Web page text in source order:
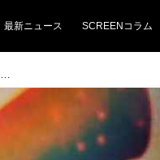
最新ニュース SCREENコラム
一夜限りの『キンキーブーツ』ローラー・セレブレーション 開催記念☆愛すべきキャラクター紹介再開♡ “もう つらい恋はしたくない⁉”、 恋愛苦手女子・ローレンに注目です(^_-)-☆